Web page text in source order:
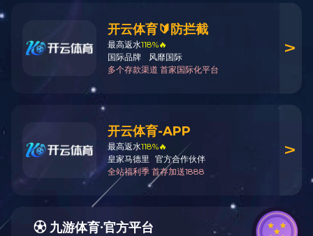
热搜关键词：
您当前的位置： 主页>人力资源